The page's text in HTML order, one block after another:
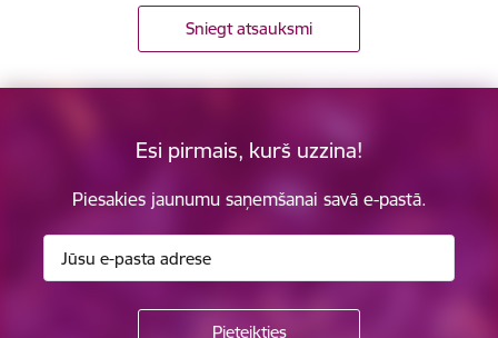
Sniegt atsauksmi
Esi pirmais, kurš uzzina!
Piesakies jaunumu saņemšanai savā e-pastā.